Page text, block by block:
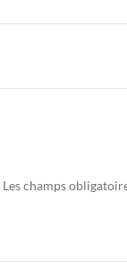
Les champs